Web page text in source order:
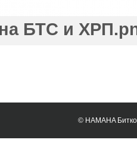
БТС и
© HAMAHA